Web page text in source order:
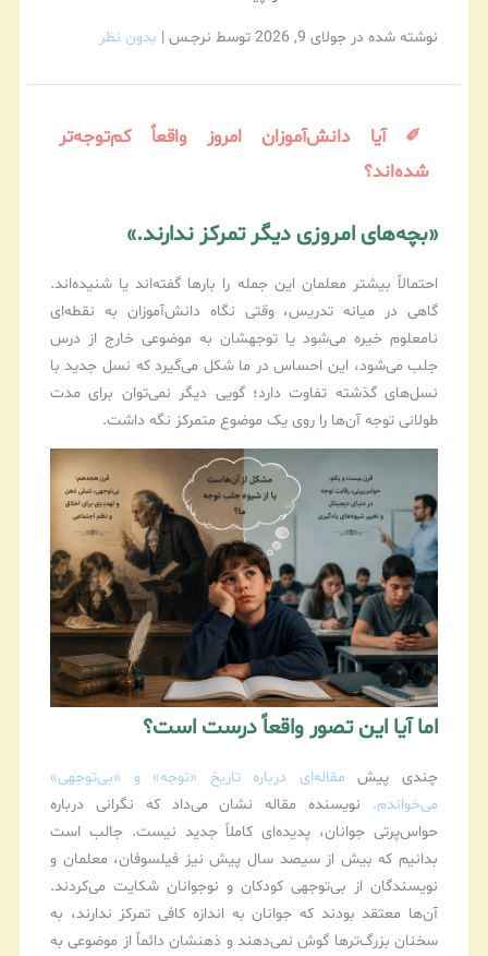
نوشته شده در جولای 9, 2026 توسط نرجـس | بدون نظر
✐ آیا دانش‌آموزان امروز واقعاً کم‌توجه‌تر
شده‌اند؟
«بچه‌های امروزی دیگر تمرکز ندارند.»
احتمالاً بیشتر معلمان این جمله را بارها گفته‌اند یا شنیده‌اند.
گاهی در میانه تدریس، وقتی نگاه دانش‌آموزان به نقطه‌ای
نامعلوم خیره می‌شود یا توجهشان به موضوعی خارج از درس
جلب می‌شود، این احساس در ما شکل می‌گیرد که نسل جدید با
نسل‌های گذشته تفاوت دارد؛ گویی دیگر نمی‌توان برای مدت
طولانی توجه آن‌ها را روی یک موضوع متمرکز نگه داشت.
اما آیا این تصور واقعاً درست است؟
چندی پیش مقاله‌ای درباره تاریخ «توجه» و «بی‌توجهی»
می‌خواندم. نویسنده مقاله نشان می‌داد که نگرانی درباره
حواس‌پرتی جوانان، پدیده‌ای کاملاً جدید نیست. جالب است
بدانیم که بیش از سیصد سال پیش نیز فیلسوفان، معلمان و
نویسندگان از بی‌توجهی کودکان و نوجوانان شکایت می‌کردند.
آن‌ها معتقد بودند که جوانان به اندازه کافی تمرکز ندارند، به
سخنان بزرگ‌ترها گوش نمی‌دهند و ذهنشان دائماً از موضوعی به